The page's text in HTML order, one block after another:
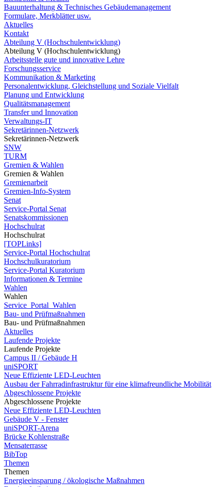
Bauunterhaltung & Technisches Gebäudemanagement
Formulare, Merkblätter usw.
Aktuelles
Kontakt
Abteilung V (Hochschulentwicklung)
Abteilung V (Hochschulentwicklung)
Arbeitsstelle gute und innovative Lehre
Forschungsservice
Kommunikation & Marketing
Personalentwicklung, Gleichstellung und Soziale Vielfalt
Planung und Entwicklung
Qualitätsmanagement
Transfer und Innovation
Verwaltungs-IT
Sekretärinnen-Netzwerk
Sekretärinnen-Netzwerk
SNW
TURM
Gremien & Wahlen
Gremien & Wahlen
Gremienarbeit
Gremien-Info-System
Senat
Service-Portal Senat
Senatskommissionen
Hochschulrat
Hochschulrat
[TOPLinks]
Service-Portal Hochschulrat
Hochschulkuratorium
Service-Portal Kuratorium
Informationen & Termine
Wahlen
Wahlen
Service_Portal_Wahlen
Bau- und Prüfmaßnahmen
Bau- und Prüfmaßnahmen
Aktuelles
Laufende Projekte
Laufende Projekte
Campus II / Gebäude H
uniSPORT
Neue Effiziente LED-Leuchten
Ausbau der Fahrradinfrastruktur für eine klimafreundliche Mobilität
Abgeschlossene Projekte
Abgeschlossene Projekte
Neue Effiziente LED-Leuchten
Gebäude V - Fenster
uniSPORT-Arena
Brücke Kohlenstraße
Mensaterrasse
BibTop
Themen
Themen
Energieeinsparung / ökologische Maßnahmen